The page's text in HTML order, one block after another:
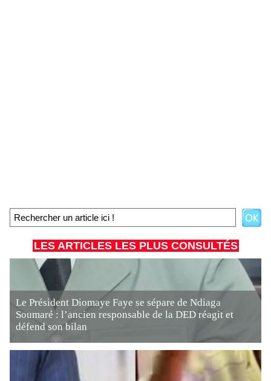
LES ARTICLES LES PLUS CONSULTÉS
Le Président Diomaye Faye se sépare de Ndiaga
Soumaré : l’ancien responsable de la DED réagit et
défend son bilan